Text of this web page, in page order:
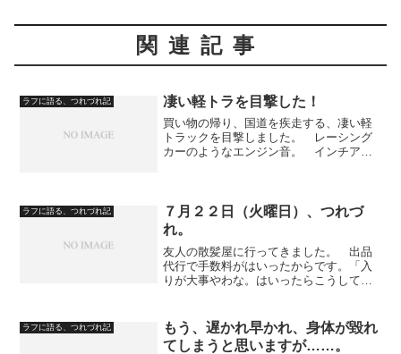
関連記事
ラフに語る、つれづれ記 凄い軽トラを目撃した！
買い物の帰り、国道を疾走する、凄い軽
トラックを目撃しました。 レーシング
カーのようなエンジン音。 インチアッ
ょうね。 ミッションだし、エン...
ラフに語る、つれづれ記
７月２２日（火曜日）、つれづ
れ。
友人の散髪屋に行ってきました。 出品
代行で手数料がはいったからです。「入
りが大事やわな。はいったらこうして来
な」（僕）「この辺から上が男前やろ」
（友人） と、目元を手で...
ラフに語る、つれづれ記
もう、遅かれ早かれ、身体が毀れ
てしまうと思いますが……。